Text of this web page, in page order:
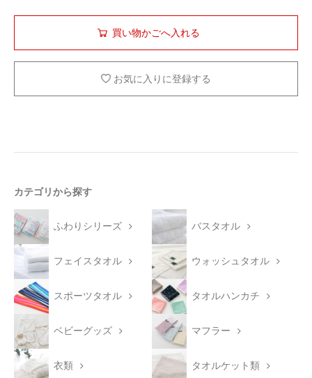
お気に入りに登録する
カテゴリから探す
ふわりシリーズ バスタオル
フェイスタオル ウォッシュタオル
スポーツタオル タオルハンカチ
ベビーグッズ マフラー
衣類 タオルケット類